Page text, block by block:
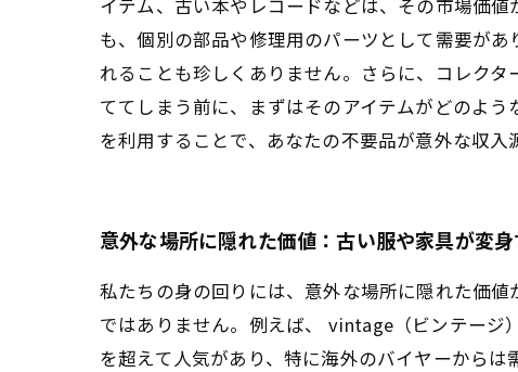
イテム、古い本やレコードなどは、その市場価
も、個別の部品や修理用のパーツとして需要が
れることも珍しくありません。さらに、コレク
ててしまう前に、まずはそのアイテムがどのよ
を利用することで、あなたの不要品が意外な収入
意外な場所に隠れた価値：古い服や家具が変
私たちの身の回りには、意外な場所に隠れた価
ではありません。例えば、 vintage（ビンテージ
を超えて人気があり、特に海外のバイヤーから